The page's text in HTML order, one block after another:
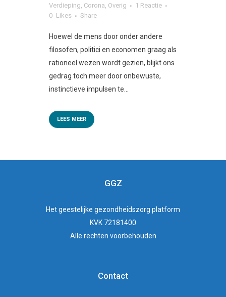
Verdieping, Corona, Overig
1 Reactie
0 Likes Share
Hoewel de mens door onder andere
filosofen, politici en economen graag als
rationeel wezen wordt gezien, blijkt ons
gedrag toch meer door onbewuste,
instinctieve impulsen te...
LEES MEER
GGZ
Hetgeestelijke gezondheidszorg platform
KVK 72181400
Alle rechten voorbehouden
Contact